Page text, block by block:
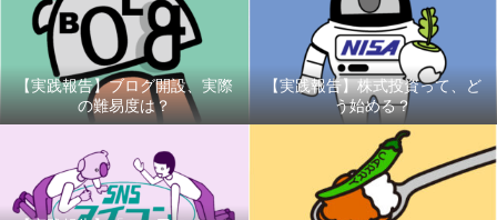
【実践報告】ブログ開設、実際
の難易度は？
【実践報告】株式投資って、ど
う始める？